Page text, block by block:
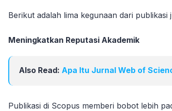
Berikut adalah lima kegunaan dari publikasi
Meningkatkan Reputasi Akademik
Also Read: Apa Itu Jurnal Web of
Publikasi di Scopus memberi bobot lebih